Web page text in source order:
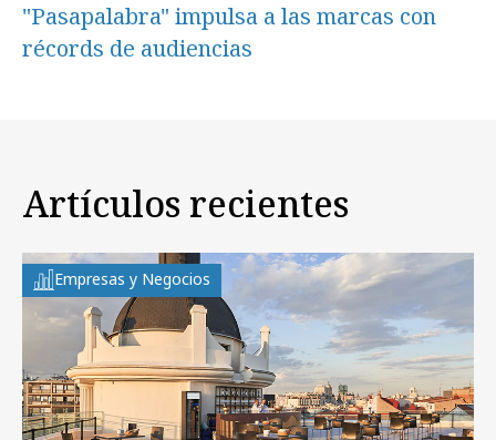
"Pasapalabra" impulsa a las marcas con
récords de audiencias
Artículos recientes
Empresas y Negocios